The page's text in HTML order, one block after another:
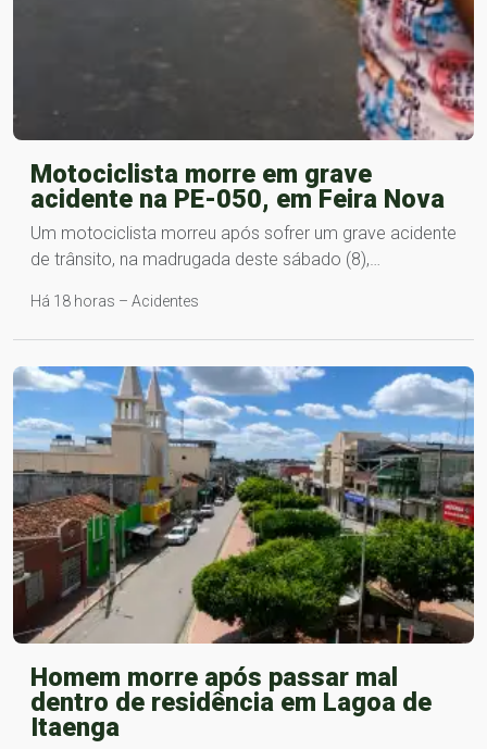
Motociclista morre em grave
acidente na PE-050, em Feira Nova
Um motociclista morreu após sofrer um grave acidente
de trânsito, na madrugada deste sábado (8),…
Há 18 horas – Acidentes
Homem morre após passar mal
dentro de residência em Lagoa de
Itaenga